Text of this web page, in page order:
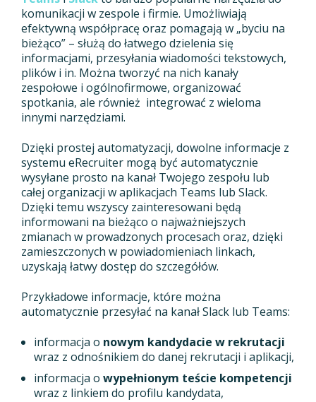
komunikacji w zespole i firmie. Umożliwiają
efektywną współpracę oraz pomagają w „byciu na
bieżąco” – służą do łatwego dzielenia się
informacjami, przesyłania wiadomości tekstowych,
plików i in. Można tworzyć na nich kanały
zespołowe i ogólnofirmowe, organizować
spotkania, ale również integrować z wieloma
innymi narzędziami.
Dzięki prostej automatyzacji, dowolne informacje z
systemu eRecruiter mogą być automatycznie
wysyłane prosto na kanał Twojego zespołu lub
całej organizacji w aplikacjach Teams lub Slack.
Dzięki temu wszyscy zainteresowani będą
informowani na bieżąco o najważniejszych
zmianach w prowadzonych procesach oraz, dzięki
zamieszczonych w powiadomieniach linkach,
uzyskają łatwy dostęp do szczegółów.
Przykładowe informacje, które można
automatycznie przesyłać na kanał Slack lub Teams:
informacja o nowym kandydacie w rekrutacji
wraz z odnośnikiem do danej rekrutacji i aplikacji,
informacja o wypełnionym teście kompetencji
wraz z linkiem do profilu kandydata,